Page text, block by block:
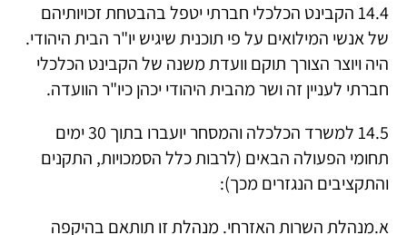
14.4 הקבינט הכלכלי חברתי יטפל בהבטחת זכויותיהם
של אנשי המילואים על פי תוכנית שיגיש יו"ר הבית היהודי.
היה ויוצר הצורך תוקם וועדת משנה של הקבינט הכלכלי
חברתי לעניין זה ושר מהבית היהודי יכהן כיו"ר הוועדה.
14.5 למשרד הכלכלה והמסחר יועברו בתוך 30 ימים
תחומי הפעולה הבאים (לרבות כלל הסמכויות, התקנים
והתקציבים הנגזרים מכך):
א.מנהלת השרות האזרחי. מנהלת זו תותאם בהיקפה